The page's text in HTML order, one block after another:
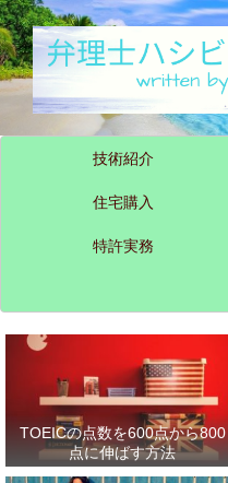
技術紹介
住宅購入
特許実務
TOEICの点数を600点から800
点に伸ばす方法